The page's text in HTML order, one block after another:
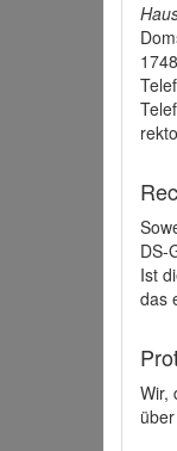
DS-
Ist
das
Wir,